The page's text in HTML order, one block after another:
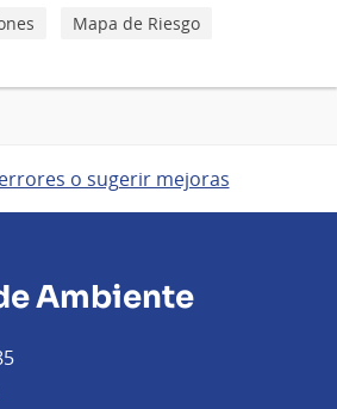
Mapa de Riesgo
o sugerir mejoras
Ambiente